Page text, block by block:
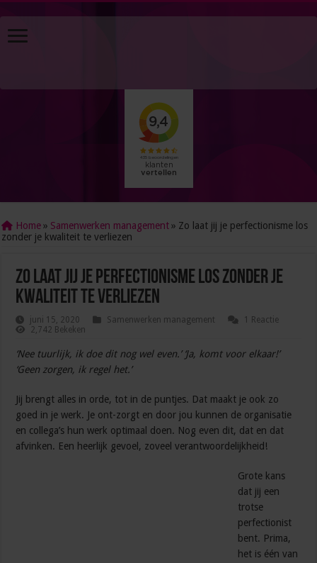
Home » Samenwerken management » Zo laat jij je perfectionisme los
zonder je kwaliteit te verliezen
Zo laat jij je perfectionisme los zonder je
kwaliteit te verliezen
juni 15, 2020 Samenwerken management
1 Reactie
2,742 Bekeken
‘Nee tuurlijk, ik doe dit nog wel even.’ ‘Ja, komt voor elkaar!’
‘Geen zorgen, ik regel het.’
Jij brengt alles in orde, tot in de puntjes. Dat maakt je ook zo
goed in je werk. Je ont-zorgt en door jou kunnen de organisatie
en collega’s hun werk optimaal doen. Nog even dit, dat en dat
afvinken. Een heerlijk gevoel, zoveel verantwoordelijkheid!
Grote kans
dat jij een
trotse
perfectionist
bent. Prima,
het is één van